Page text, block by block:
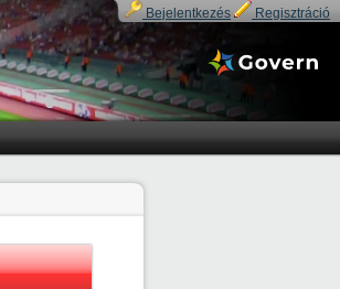
Bejelentkezés Regisztráció